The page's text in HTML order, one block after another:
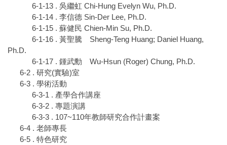
6-1-13 . 吳繼虹 Chi-Hung Evelyn Wu, Ph.D.
6-1-14 . 李信德 Sin-Der Lee, Ph.D.
6-1-15 . 蘇健民 Chien-Min Su, Ph.D.
6-1-16 . 黃聖騰 Sheng-Teng Huang; Daniel Huang,
Ph.D.
6-1-17 . 鍾武勳 Wu-Hsun (Roger) Chung, Ph.D.
6-2 . 研究(實驗)室
6-3 . 學術活動
6-3-1 . 產學合作講座
6-3-2 . 專題演講
6-3-3 . 107~110年教師研究合作計畫案
6-4 . 老師專長
6-5 . 特色研究